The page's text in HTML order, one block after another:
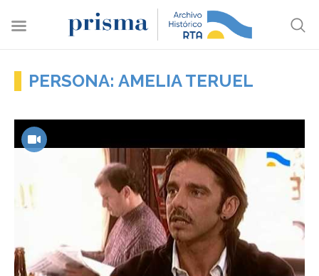
PERSONA: AMELIA TERUEL